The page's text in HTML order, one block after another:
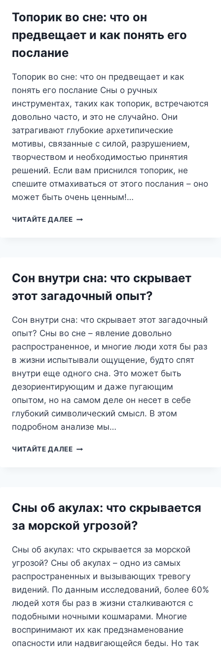
БУРЕЙ
Топорик во сне: что он
предвещает и как понять его
послание
Топорик во сне: что он предвещает и как
понять его послание Сны о ручных
инструментах, таких как топорик, встречаются
довольно часто, и это не случайно. Они
затрагивают глубокие архетипические
мотивы, связанные с силой, разрушением,
творчеством и необходимостью принятия
решений. Если вам приснился топорик, не
спешите отмахиваться от этого послания – оно
может быть очень ценным!…
ЧИТАЙТЕ ДАЛЕЕТОПОРИК
И
ПОНЯТЬ
ПОСЛАНИЕ
Сон внутри сна: что скрывает
этот загадочный опыт?
Сон внутри сна: что скрывает этот загадочный
опыт? Сны во сне – явление довольно
распространенное, и многие люди хотя бы раз
в жизни испытывали ощущение, будто спят
внутри еще одного сна. Это может быть
дезориентирующим и даже пугающим
опытом, но на самом деле он несет в себе
глубокий символический смысл. В этом
подробном анализе мы…
ЧИТАЙТЕ ДАЛЕЕСОН
ЗАГАДОЧНЫЙ
ОПЫТ?
Сны об акулах: что скрывается
за морской угрозой?
Сны об акулах: что скрывается за морской
угрозой? Сны об акулах – одно из самых
распространенных и вызывающих тревогу
видений. По данным исследований, более 60%
людей хотя бы раз в жизни сталкиваются с
подобными ночными кошмарами. Многие
воспринимают их как предзнаменование
опасности или надвигающейся беды. Но так